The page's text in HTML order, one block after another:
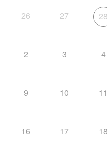
26 27
2 3 4
9 10
16 17